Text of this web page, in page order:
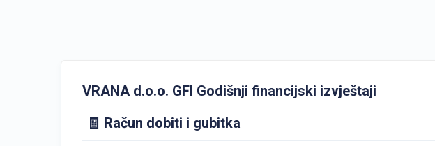
VRANA d.o.o. GFI Godišnji financijski izvještaji
🧾 Račun dobiti i gubitka